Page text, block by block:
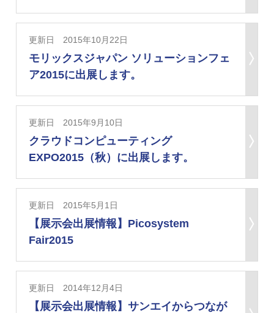
更新日 2015年10月22日
モリックスジャパン ソリューションフェ
ア2015に出展します。
更新日 2015年9月10日
クラウドコンピューティング
EXPO2015（秋）に出展します。
更新日 2015年5月1日
【展示会出展情報】Picosystem
Fair2015
更新日 2014年12月4日
【展示会出展情報】サンエイからつなが